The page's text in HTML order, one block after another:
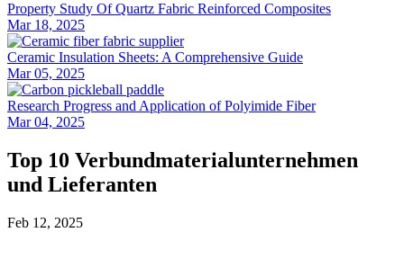
Property Study Of Quartz Fabric Reinforced Composites
Mar 18, 2025
Ceramic Insulation Sheets: A Comprehensive Guide
Mar 05, 2025
Research Progress and Application of Polyimide Fiber
Mar 04, 2025
Top 10 Verbundmaterialunternehmen
und Lieferanten
Feb 12, 2025